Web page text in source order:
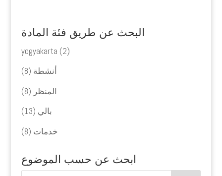
البحث عن طريق فئة المادة
yogyakarta (2)
أنشطة (8)
المنظر (8)
بالي (13)
خدمات (8)
ابحث عن حسب الموضوع